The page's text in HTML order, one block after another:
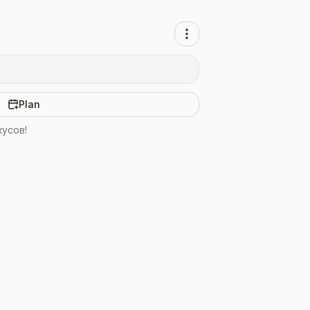
Plan